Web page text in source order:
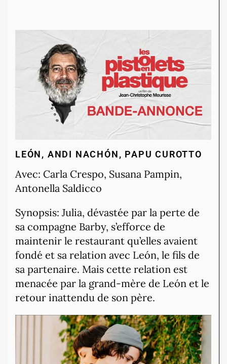
LEÓN, ANDI NACHÓN, PAPU CUROTTO
Avec: Carla Crespo, Susana Pampin,
Antonella Saldicco
Synopsis: Julia, dévastée par la perte de
sa compagne Barby, s’efforce de
maintenir le restaurant qu’elles avaient
fondé et sa relation avec León, le fils de
sa partenaire. Mais cette relation est
menacée par la grand-mère de León et le
retour inattendu de son père.